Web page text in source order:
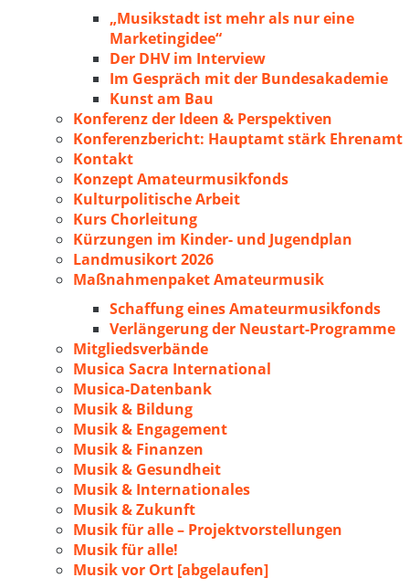
„Musikstadt ist mehr als nur eine
Marketingidee“
Der DHV im Interview
Im Gespräch mit der Bundesakademie
Kunst am Bau
Konferenz der Ideen & Perspektiven
Konferenzbericht: Hauptamt stärk Ehrenamt
Kontakt
Konzept Amateurmusikfonds
Kulturpolitische Arbeit
Kurs Chorleitung
Kürzungen im Kinder- und Jugendplan
Landmusikort 2026
Maßnahmenpaket Amateurmusik
Schaffung eines Amateurmusikfonds
Verlängerung der Neustart-Programme
Mitgliedsverbände
Musica Sacra International
Musica-Datenbank
Musik & Bildung
Musik & Engagement
Musik & Finanzen
Musik & Gesundheit
Musik & Internationales
Musik & Zukunft
Musik für alle – Projektvorstellungen
Musik für alle!
Musik vor Ort [abgelaufen]